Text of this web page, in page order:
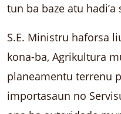
tun ba baze atu
S.E. Ministru haforsa
kona-ba, Agrikultura
planeamentu terrenu
importasaun no